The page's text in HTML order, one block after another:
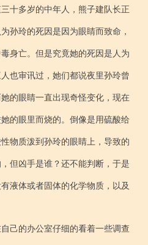
多岁的中年人，熊子建队长正
孙玲的死因是因为眼睛而致命，
身亡。但是究竟她的死因是人为
也审讯过，她们都说夜里孙玲曾
的眼睛一直出现奇怪变化，现在
的眼里而烧的。倒像是用硫酸给
物质泼到孙玲的眼睛上，导致的
但凶手是谁？还不能判断，于是
液体或者固体的化学物质，以及
的办公室仔细的看着一些调查